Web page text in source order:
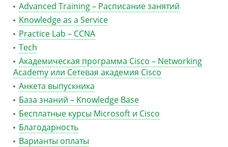
Advanced Training – Расписание занятий
Knowledge as a Service
Practice Lab – CCNA
Tech
Академическая программа Cisco – Networking
Academy или Сетевая академия Cisco
Анкета выпускника
База знаний – Knowledge Base
Бесплатные курсы Microsoft и Cisco
Благодарность
Варианты оплаты